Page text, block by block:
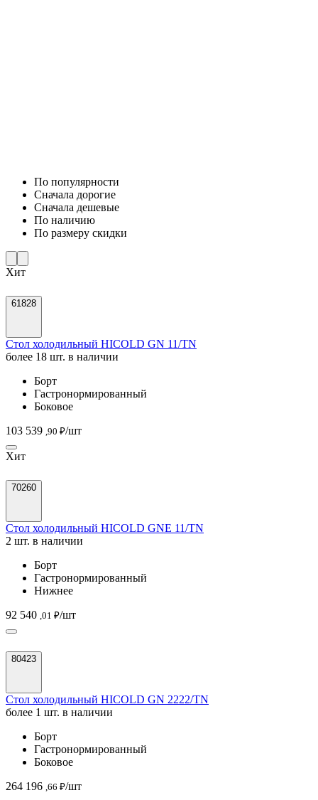
По популярности
Cначала дорогие
Cначала дешевые
По наличию
По размеру скидки
Хит
61828
Стол холодильный HICOLD GN 11/TN
более 18 шт. в наличии
Борт
Гастронормированный
Боковое
103 539 ,90 ₽/шт
Хит
70260
Стол холодильный HICOLD GNE 11/TN
2 шт. в наличии
Борт
Гастронормированный
Нижнее
92 540 ,01 ₽/шт
80423
Стол холодильный HICOLD GN 2222/TN
более 1 шт. в наличии
Борт
Гастронормированный
Боковое
264 196 ,66 ₽/шт